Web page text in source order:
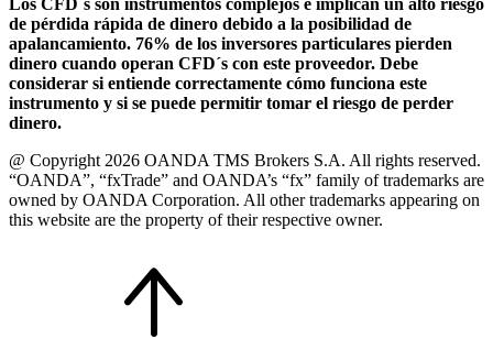
Los CFD´s son instrumentos complejos e implican un alto riesgo
de pérdida rápida de dinero debido a la posibilidad de
apalancamiento. 76% de los inversores particulares pierden
dinero cuando operan CFD´s con este proveedor. Debe
considerar si entiende correctamente cómo funciona este
instrumento y si se puede permitir tomar el riesgo de perder
dinero.
@ Copyright 2026 OANDA TMS Brokers S.A. All rights reserved.
“OANDA”, “fxTrade” and OANDA’s “fx” family of trademarks are
owned by OANDA Corporation. All other trademarks appearing on
this website are the property of their respective owner.